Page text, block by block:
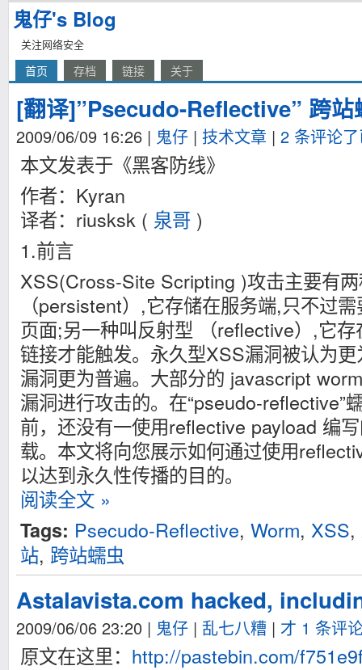
鬼仔's Blog
关注网络安全
首页 存档 链接 关于
[翻译]”Psecudo-Reflective” 跨站
2009/06/09 16:26 | 鬼仔 | 技术文章 | 2 条评论
本文发表于《黑客防线》
作者：Kyran
译者：riusksk ( 泉哥 )
1.前言
XSS(Cross-Site Scripting )攻击主要有
（persistent）,它存储在服务端,只不过
页面;另一种叫反射型 （reflective）,它
链接才能触发。永久型XSS漏洞被认为
漏洞更为普遍。大部分的 javascript
漏洞进行攻击的。在“pseudo-reflective”
前，还没有一使用reflective payload 编
载。本文将向您展示如何通过使用
以达到永久性传播的目的。
阅读全文 »
Tags: Psecudo-Reflective, Worm, XSS,
站, 跨站蠕虫
Astalavista.com hacked,
2009/06/06 23:20 | 鬼仔 | 乱七八糟 | 才 1 条评
原文在这里： http://pastebin.com/